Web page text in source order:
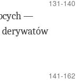
131-140
—
derywatów
141-162